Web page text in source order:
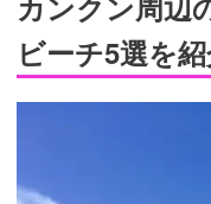
ビーチ5選を